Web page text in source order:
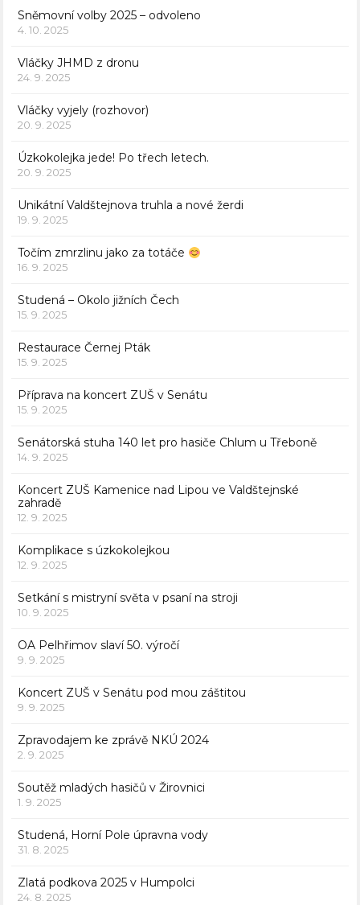
Sněmovní volby 2025 – odvoleno
4. 10. 2025
Vláčky JHMD z dronu
24. 9. 2025
Vláčky vyjely (rozhovor)
20. 9. 2025
Úzkokolejka jede! Po třech letech.
20. 9. 2025
Unikátní Valdštejnova truhla a nové žerdi
19. 9. 2025
Točím zmrzlinu jako za totáče
16. 9. 2025
Studená – Okolo jižních Čech
15. 9. 2025
Restaurace Černej Pták
15. 9. 2025
Příprava na koncert ZUŠ v Senátu
15. 9. 2025
Senátorská stuha 140 let pro hasiče Chlum u Třeboně
14. 9. 2025
Koncert ZUŠ Kamenice nad Lipou ve Valdštejnské
zahradě
12. 9. 2025
Komplikace s úzkokolejkou
12. 9. 2025
Setkání s mistryní světa v psaní na stroji
10. 9. 2025
OA Pelhřimov slaví 50. výročí
9. 9. 2025
Koncert ZUŠ v Senátu pod mou záštitou
9. 9. 2025
Zpravodajem ke zprávě NKÚ 2024
2. 9. 2025
Soutěž mladých hasičů v Žirovnici
1. 9. 2025
Studená, Horní Pole úpravna vody
31. 8. 2025
Zlatá podkova 2025 v Humpolci
24. 8. 2025